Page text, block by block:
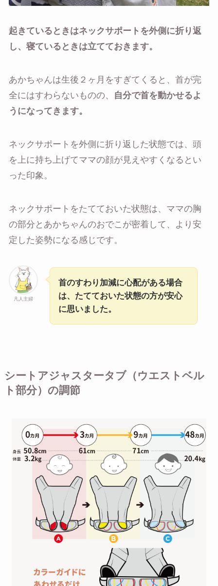
起きているときはネックサポートを外側に折り返
し、寝ているときは立てておきます。
あかちゃんは生後２ヶ月をすぎてくると、首が完
全にはすわらないものの、
自分で首を動かせるよ
うになってきます。
ネックサポートを外側に折り返した状態では、頭
を上に持ち上げてママの顔が見えやすくなるとい
った印象。
ネックサポートをたてておいた状態は、ママの胸
の部分とあかちゃんのおでこが密着して、より安
定した姿勢になる感じです。
凡人主婦
首のすわり加減に心配がある場合
は、たてておいた状態の方が安心
に思いました。
シートアジャスタータブ（ウエストベル
ト部分）の調節